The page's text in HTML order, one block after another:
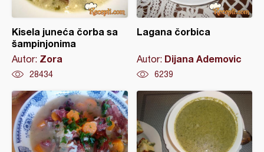
Kisela juneća čorba sa
šampinjonima
Autor: Zora
28434
Lagana čorbica
Autor: Dijana Ademovic
6239